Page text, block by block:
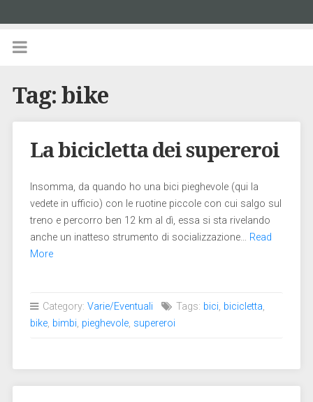
Tag: bike
La bicicletta dei supereroi
Insomma, da quando ho una bici pieghevole (qui la
vedete in ufficio) con le ruotine piccole con cui salgo sul
treno e percorro ben 12 km al dì, essa si sta rivelando
anche un inatteso strumento di socializzazione… Read
More
Category: Varie/Eventuali Tags: bici, bicicletta,
bike, bimbi, pieghevole, supereroi